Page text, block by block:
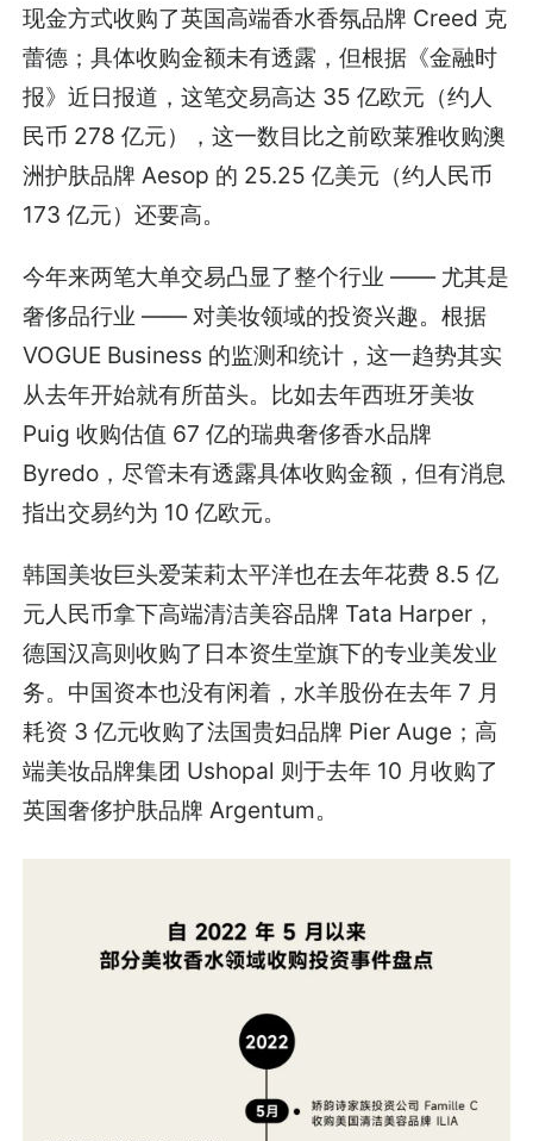
现金方式收购了英国高端香水香氛品牌 Creed 克
蕾德；具体收购金额未有透露，但根据《金融时
报》近日报道，这笔交易高达 35 亿欧元（约人
民币 278 亿元），这一数目比之前欧莱雅收购澳
洲护肤品牌 Aesop 的 25.25 亿美元（约人民币
173 亿元）还要高。
今年来两笔大单交易凸显了整个行业 —— 尤其是
奢侈品行业 —— 对美妆领域的投资兴趣。根据
VOGUE Business 的监测和统计，这一趋势其实
从去年开始就有所苗头。比如去年西班牙美妆
Puig 收购估值 67 亿的瑞典奢侈香水品牌
Byredo，尽管未有透露具体收购金额，但有消息
指出交易约为 10 亿欧元。
韩国美妆巨头爱茉莉太平洋也在去年花费 8.5 亿
元人民币拿下高端清洁美容品牌 Tata Harper，
德国汉高则收购了日本资生堂旗下的专业美发业
务。中国资本也没有闲着，水羊股份在去年 7 月
耗资 3 亿元收购了法国贵妇品牌 Pier Auge；高
端美妆品牌集团 Ushopal 则于去年 10 月收购了
英国奢侈护肤品牌 Argentum。